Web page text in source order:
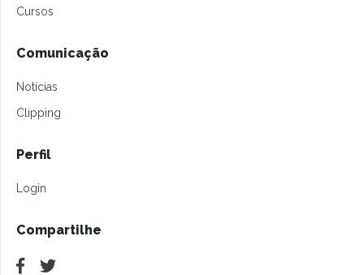
Cursos
Comunicação
Notícias
Clipping
Perfil
Login
Compartilhe